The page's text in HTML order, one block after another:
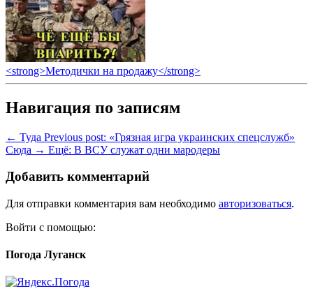
<strong>Методички на продажу</strong>
Навигация по записям
← Туда Previous post: «Грязная игра украинских спецслужб»
Сюда → Ещё: В ВСУ служат одни мародеры
Добавить комментарий
Для отправки комментария вам необходимо авторизоваться.
Войти с помощью:
Погода Луганск